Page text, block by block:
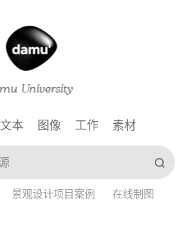
文本 图像 工作 素材
景观设计项目案例 在线制图